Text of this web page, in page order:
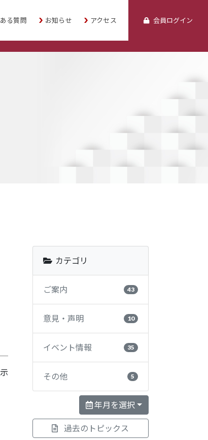
る質問 お知らせ アクセス 会員ログイン
カテゴリ
ご案内 43
意見・声明 10
イベント情報 35
その他 5
年月を選択
過去のトピックス